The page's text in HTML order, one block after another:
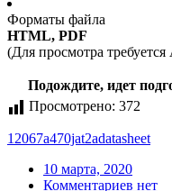
Форматы файла
HTML, PDF
(Для просмотра
Подождите, идет
Просмотрено: 372
12067a470jat2adatasheet
10 марта, 2020
Комментариев нет